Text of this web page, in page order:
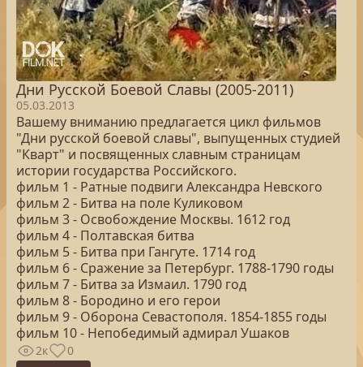
Дни Русской Боевой Славы (2005-2011)
05.03.2013
Вашему вниманию предлагается цикл фильмов
"Дни русской боевой славы", выпущенных студией
"Кварт" и посвященных славным страницам
истории государства Российского.
фильм 1 - Ратные подвиги Александра Невского
фильм 2 - Битва на поле Куликовом
фильм 3 - Освобождение Москвы. 1612 год
фильм 4 - Полтавская битва
фильм 5 - Битва при Гангуте. 1714 год
фильм 6 - Сражение за Петербург. 1788-1790 годы
фильм 7 - Битва за Измаил. 1790 год
фильм 8 - Бородино и его герои
фильм 9 - Оборона Севастополя. 1854-1855 годы
фильм 10 - Непобедимый адмирал Ушаков
2к 0